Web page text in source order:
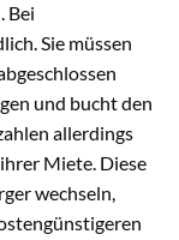
Bei
Sie müssen
und bucht den
allerdings
Miete. Diese
wechseln,